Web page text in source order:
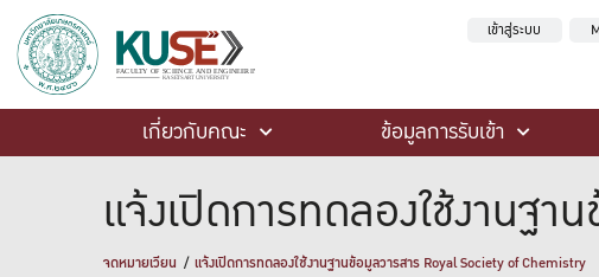
เข้าสู่ระบบ
เกี่ยวกับคณะ ข้อมูลการรับเข้า
แจ้งเปิดการทดลองใช้งานฐ
จดหมายเวียน
แจ้งเปิดการทดลองใช้งานฐานข้อมูลวารสาร Royal Society of Chemistry